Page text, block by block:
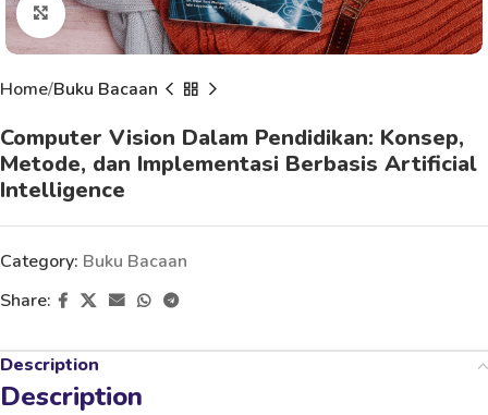
Click to enlarge
Home Buku Bacaan
Computer Vision Dalam Pendidikan: Konsep,
Metode, dan Implementasi Berbasis Artificial
Intelligence
Category: Buku Bacaan
Share:
Description
Description